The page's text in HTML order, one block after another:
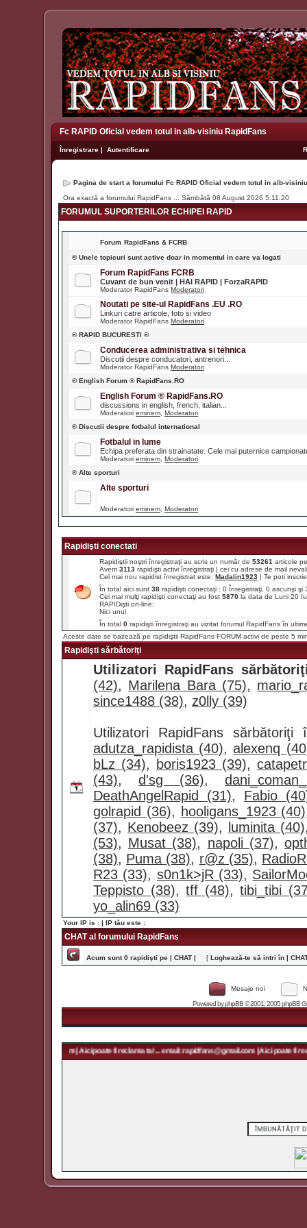
Fc RAPID Oficial vedem totul in alb-visiniu RapidFans
Înregistrare | Autentificare
Pagina de start a forumului Fc RAPID Oficial vedem totul in alb-
Ora exactă a forumului RapidFans ... Sâmbătă 08 August 2026 5:11:20
FORUMUL SUPORTERILOR ECHIPEI RAPID
Forum RapidFans & FCRB
® Unele topicuri sunt active doar in momentul in care va logati
Forum RapidFans FCRB
Cuvant de bun venit | HAI RAPID | ForzaRAPID
Moderator RapidFans Moderatori
Noutati pe site-ul RapidFans .EU .RO
Linkuri catre articole, foto si video
Moderator RapidFans Moderatori
® RAPID BUCURESTI ®
Conducerea administrativa si tehnica
Discutii despre conducatori, antrenori...
Moderator RapidFans Moderatori
® English Forum ® RapidFans.RO
English Forum ® RapidFans.RO
discussions in english, french, italian...
Moderatori eminem Moderatori
® Discutii despre fotbalul international
Fotbalul in lume
Echipa preferata din strainatate. Cele mai puternice
Moderatori eminem Moderatori
® Alte sporturi
Alte sporturi
Moderatori eminem Moderatori
Rapidişti conectati
Rapidiştii noştri înregistraţi au scris un număr de 53261 articole
Avem 3113 rapidişti activi înregistraţi | cei cu adrese de mail
Cel mai nou rapidist înregistrat este: Madalin1923 | Te poti
În total aici sunt 38 rapidişti conectaţi : 0 Înregistraţi, 0 ascunşi
Cei mai mulţi rapidişti conectaţi au fost 5870 la data de Luni 20
RAPIDişti on-line:
Nici unul
În total 0 rapidişti înregistraţi au vizitat forumul RapidFans în
Aceste date se bazează pe rapidiştii RapidFans FORUM activi de peste 5
Rapidişti sărbătoriţi
Utilizatori RapidFans
(42), Marilena Bara (75),
since1488 (38), z0lly (39)
Utilizatori RapidFans
adutza_rapidista (40),alexenq
bLz (34), boris1923 (39),
(43),d'sg (36),
DeathAngelRapid (31), Fabio
golrapid (36), hooligans_1923 (40)
(37), Kenobeez (39), luminita (40)
(53), Musat (38), napoli (37),
(38), Puma (38), r@z (35),
R23 (33), s0n1k>jR (33),
Teppisto (38),tff (48),tibi_tibi
yo_alin69 (33)
Your IP is : | IP tău este :
CHAT al forumului RapidFans
Acum sunt 0 rapidişti pe | CHAT | [ Loghează-te să intri în |
Mesaje noi
Powered byphpBB© 2001, 2005 phpBB
| Aici poate fi reclama ta! ... email: rapidfans@gmail.com | Aici poate fi